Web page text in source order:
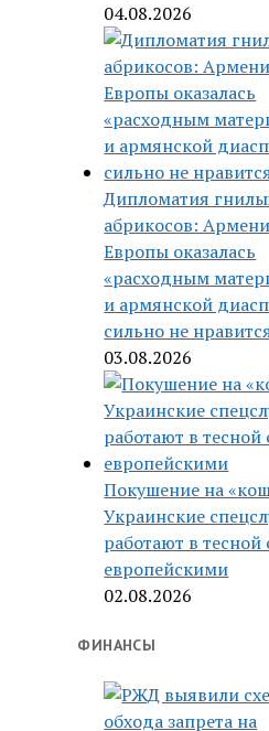
04.08.2026
Дипломатия
абрикосов:
Европы оказалась
«расходным
и армянской
сильно не
03.08.2026
Покушение на
Украинские
работают в тесной
европейскими
02.08.2026
ФИНАНСЫ